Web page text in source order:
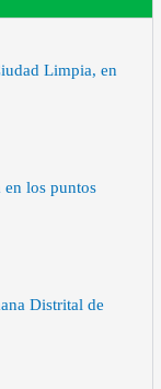
Limpia, en
los puntos
Distrital de